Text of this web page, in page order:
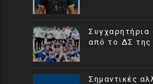
Συγχαρητήρια
από το ΔΣ
Σημαντικές